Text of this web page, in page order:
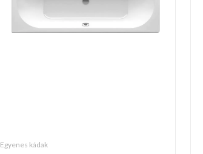
egyenes kádak